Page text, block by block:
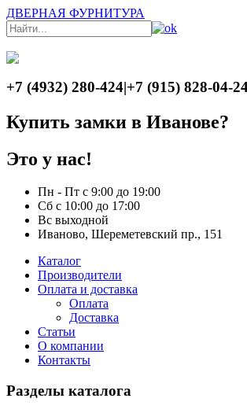
ДВЕРНАЯ ФУРНИТУРА
+7 (4932) 280-424|+7 (915) 828-04-
Купить замки в Иванове?
Это у нас!
Пн - Пт с 9:00 до 19:00
Сб с 10:00 до 17:00
Вс выходной
Иваново, Шереметевский пр., 151
Каталог
Производители
Оплата и доставка
Оплата
Доставка
Статьи
О компании
Контакты
Разделы каталога